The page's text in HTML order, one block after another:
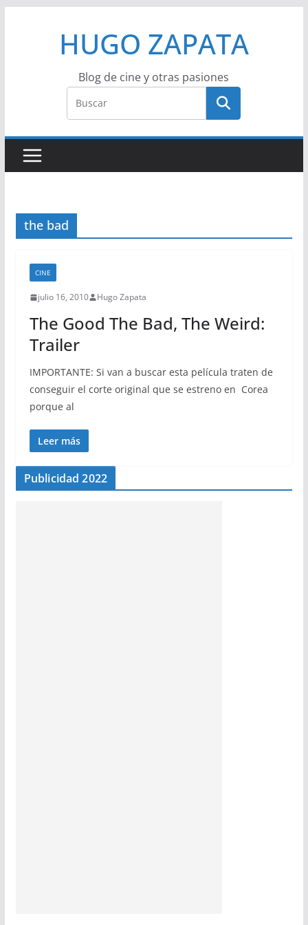
HUGO ZAPATA
Blog de cine y otras pasiones
the bad
CINE
julio 16, 2010 Hugo Zapata
The Good The Bad, The Weird:
Trailer
IMPORTANTE: Si van a buscar esta película traten de
conseguir el corte original que se estreno en Corea
porque al
Leer más
Publicidad 2022